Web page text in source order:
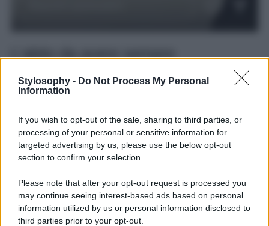
Stylosophy - Do Not Process My Personal
Information
If you wish to opt-out of the sale, sharing to third parties, or
processing of your personal or sensitive information for
targeted advertising by us, please use the below opt-out
section to confirm your selection.
Please note that after your opt-out request is processed you
may continue seeing interest-based ads based on personal
information utilized by us or personal information disclosed to
third parties prior to your opt-out.
L’abito da avere sempre
nell’armadio
Gala di Ospedale San Raffaele, è un abitopasse-partout
il capo jolly da avere sempre nell’armadio. Adatto ad ogni
tipo di occasione, dalla più formale a quella più informale,
si abbina con diversi stili e mood, con vari tipi di
suo vero punto di forza
aggiungere una décolleté, una borsa gioiello e un paio di
orecchini e siete pronte per conquistare il mondo! Allora,
che ne dite, approvate? Noi come sempre un bel 10 per
Giulia!